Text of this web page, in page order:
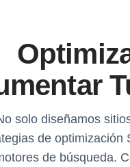
solo diseñamos
de optimización
de búsqueda.